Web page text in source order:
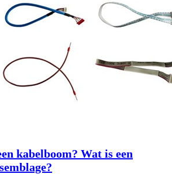
kabelboom? Wat is een